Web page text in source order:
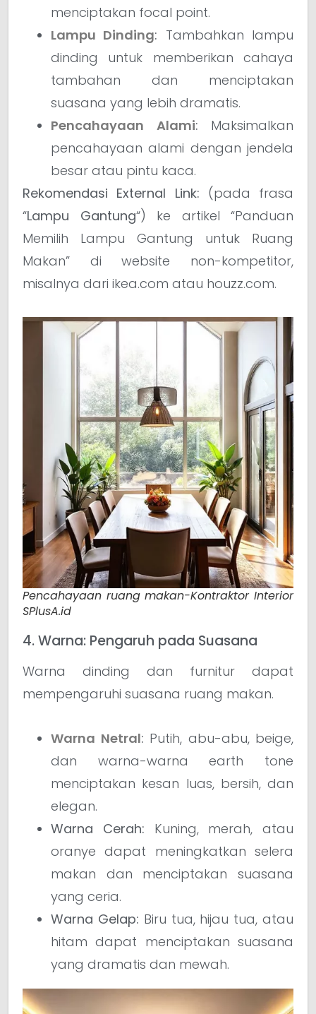
menciptakan focal point.
Lampu Dinding: Tambahkan lampu
dinding untuk memberikan cahaya
tambahan dan menciptakan
suasana yang lebih dramatis.
Pencahayaan Alami: Maksimalkan
pencahayaan alami dengan jendela
besar atau pintu kaca.
Rekomendasi External Link: (pada frasa
“Lampu Gantung“) ke artikel “Panduan
Memilih Lampu Gantung untuk Ruang
Makan” di website non-kompetitor,
misalnya dari ikea.com atau houzz.com.
Pencahayaan ruang makan-Kontraktor Interior
SPlusA.id
4. Warna: Pengaruh pada Suasana
Warna dinding dan furnitur dapat
mempengaruhi suasana ruang makan.
Warna Netral: Putih, abu-abu, beige,
dan warna-warna earth tone
menciptakan kesan luas, bersih, dan
elegan.
Warna Cerah: Kuning, merah, atau
oranye dapat meningkatkan selera
makan dan menciptakan suasana
yang ceria.
Warna Gelap: Biru tua, hijau tua, atau
hitam dapat menciptakan suasana
yang dramatis dan mewah.